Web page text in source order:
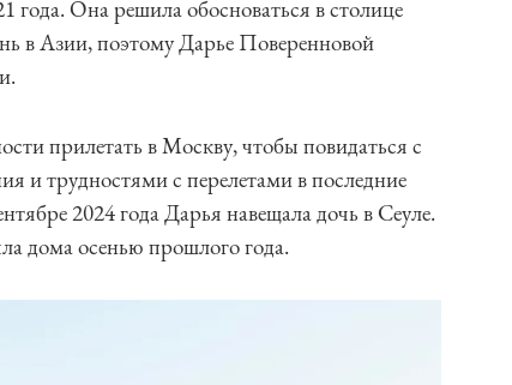
Она решила обосноваться в столице
в Азии, поэтому Дарье Поверенновой
прилетать в Москву, чтобы повидаться с
и трудностями с перелетами в последние
2024 года Дарья навещала дочь в Сеуле.
дома осенью прошлого года.